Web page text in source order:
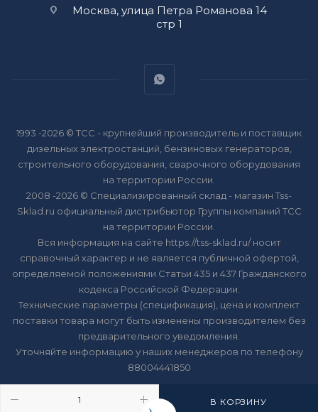
В КОРЗИНУ
Москва, улица Петра Романова 14
стр 1
1993 -2026 © ТСС - крупнейший производитель и поставщик
дизельных электростанций, бензиновых генераторов,
строительного оборудования, сварочного оборудования
на территории России.
2008 -2026 © Специализированный склад - магазин Tss-
Sklad.ru официальный дистрибьютор Группы компаний ТСС
на территории России.
Вся информация на сайте https://tss-sklad.ru/ носит
справочный характер и не является публичной офертой,
определяемой положениями Статьи 435 и 437 Гражданского
кодекса Российской Федерации.
Технические параметры (спецификация), цена и комплект
поставки товара могут быть изменены производителем без
предварительного уведомления.
Уточняйте информацию у наших менеджеров по телефону
88004441850